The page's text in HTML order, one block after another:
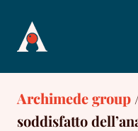
content
Archimede group
soddisfatto